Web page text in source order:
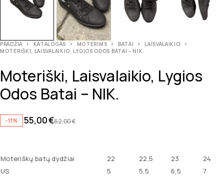
PRADŽIA KATALOGAS MOTERIMS BATAI
LAISVALAIKIO
MOTERIŠKI, LAISVALAIKIO, LYGIOS ODOS BATAI – NIK.
Moteriški, Laisvalaikio, Lygios
Odos Batai – NIK.
-11% 62,00€
55,00€
Moteriškų batų dydžiai 22 22,5 23
24
US
5 5,5 6,5
7